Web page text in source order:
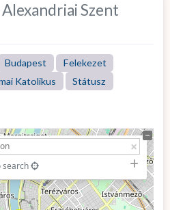
Szent
Budapest
Felekezet
Katolikus Státusz
search